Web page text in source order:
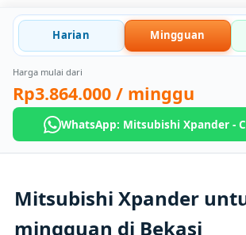
Harian Mingguan
Harga mulai dari
Rp3.864.000 / minggu
WhatsApp: Mitsubishi Xpander -
Mitsubishi Xpander
mingguan di Bekasi